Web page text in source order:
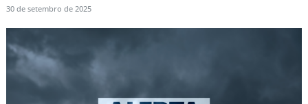
30 de setembro de 2025